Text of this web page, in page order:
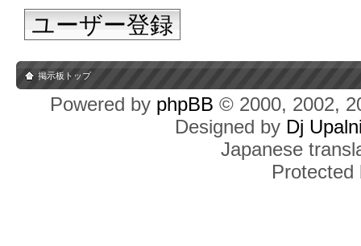
ユーザー登録
掲示板トップ
Powered by phpBB © 2000, 2002,
Designed by Dj
Japanese